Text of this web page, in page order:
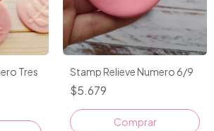
Tres
Stamp Relieve Numero 6/9
$5.679